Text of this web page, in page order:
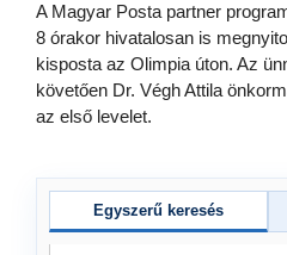
A Magyar Posta partner
8 órakor hivatalosan is
kisposta az Olimpia úton. Az
követően Dr. Végh Attila
az első levelet.
Egyszerű keresés